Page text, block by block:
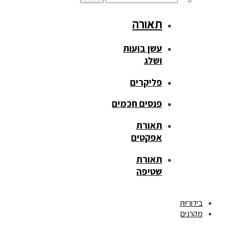
תאורה
עשן בועות
ושלג
פליקרים
פנסים חכמים
תאורת
אפקטים
תאורת
שטיפה
בידוריות
מקרנים